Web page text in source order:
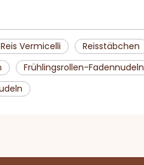
Vermicelli
Reisstäbchen
Frühlingsrollen-Fadennudeln